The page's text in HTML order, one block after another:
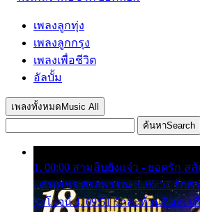
เพลงลูกทุ่ง
เพลงลูกกรุง
เพลงเพื่อชีวิต
อัลบั้ม
เพลงทั้งหมด Music All
ค้นหาSearch
1. 00:00 สามสิบยังแจ๋ว - ยอดรัก ส
- ศรเพชร ศรสุพรรณ 3. 05:57 รักส
รุ่งโรจน์ 4. 09:51 รักสะท้านดินสะ